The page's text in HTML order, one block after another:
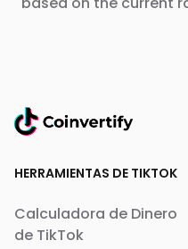
HERRAMIENTAS DE TIKTOK
Calculadora de Dinero
de TikTok